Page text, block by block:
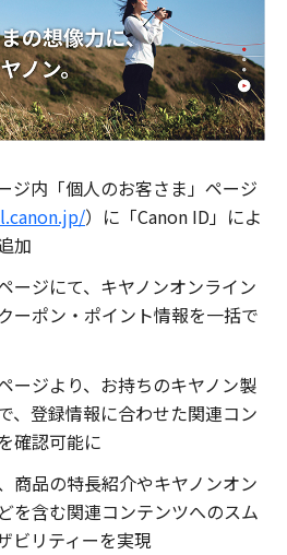
ジ内「個人のお客さま」ページ
）に「Canon ID」によ
加
ージにて、キヤノンオンライン
ーポン・ポイント情報を一括で
ージより、お持ちのキヤノン製
、登録情報に合わせた関連コン
確認可能に
商品の特長紹介やキヤノンオン
を含む関連コンテンツへのスム
ビリティーを実現